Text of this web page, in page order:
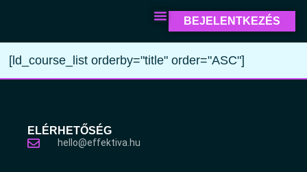
BEJELENTKEZÉS
[ld_course_list orderby="title" order="ASC"]
ELÉRHETŐSÉG
hello@effektiva.hu